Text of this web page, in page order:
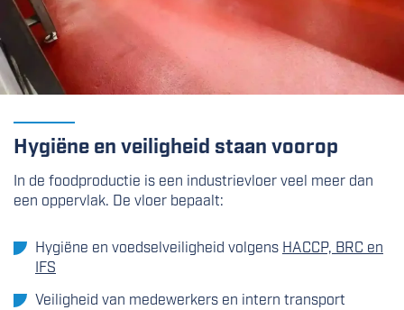
Hygiëne en veiligheid staan voorop
In de foodproductie is een industrievloer veel meer dan
een oppervlak. De vloer bepaalt:
Hygiëne en voedselveiligheid volgens HACCP, BRC en
IFS
Veiligheid van medewerkers en intern transport